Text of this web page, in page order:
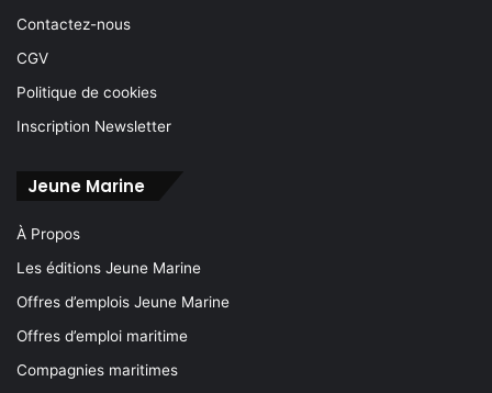
Contactez-nous
CGV
Politique de cookies
Inscription Newsletter
Jeune Marine
À Propos
Les éditions Jeune Marine
Offres d’emplois Jeune Marine
Offres d’emploi maritime
Compagnies maritimes